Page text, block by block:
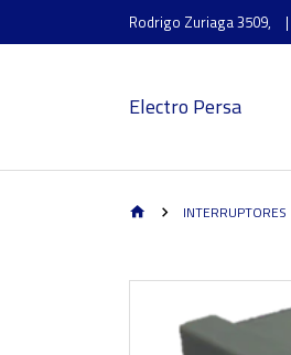
Rodrigo Zuriaga 3509, |
Electro Persa
INTERRUPTORES